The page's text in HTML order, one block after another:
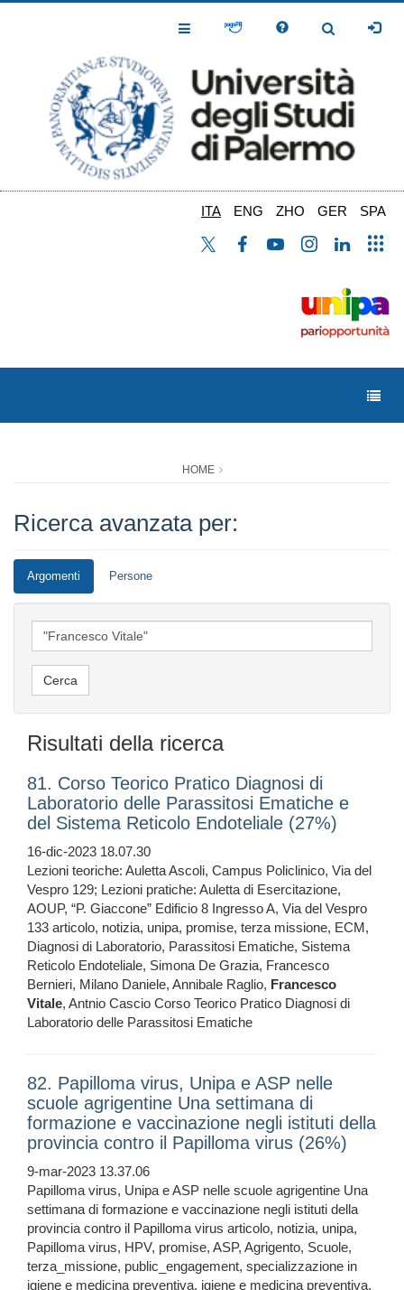
Toggle
Toggle
ITA ENG ZHO GER SPA
HOME
Ricerca avanzata per:
Argomenti Persone
Risultati della ricerca
81. Corso Teorico Pratico Diagnosi di
Laboratorio delle Parassitosi Ematiche e
del Sistema Reticolo Endoteliale (27%)
16-dic-2023 18.07.30
Lezioni teoriche: Auletta Ascoli, Campus Policlinico, Via del
Vespro 129; Lezioni pratiche: Auletta di Esercitazione,
AOUP, “P. Giaccone” Edificio 8 Ingresso A, Via del Vespro
133 articolo, notizia, unipa, promise, terza missione, ECM,
Diagnosi di Laboratorio, Parassitosi Ematiche, Sistema
Reticolo Endoteliale, Simona De Grazia, Francesco
Bernieri, Milano Daniele, Annibale Raglio, Francesco
Vitale, Antnio Cascio Corso Teorico Pratico Diagnosi di
Laboratorio delle Parassitosi Ematiche
82. Papilloma virus, Unipa e ASP nelle
scuole agrigentine Una settimana di
formazione e vaccinazione negli istituti della
provincia contro il Papilloma virus (26%)
9-mar-2023 13.37.06
Papilloma virus, Unipa e ASP nelle scuole agrigentine Una
settimana di formazione e vaccinazione negli istituti della
provincia contro il Papilloma virus articolo, notizia, unipa,
Papilloma virus, HPV, promise, ASP, Agrigento, Scuole,
terza_missione, public_engagement, specializzazione in
igiene e medicina preventiva, igiene e medicina preventiva,